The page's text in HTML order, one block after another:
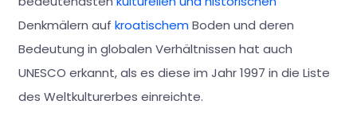
Denkmälern auf kroatischemBoden und deren
Bedeutung in globalen Verhältnissen hat auch
UNESCO erkannt, als es diese im Jahr 1997 in die Liste
des Weltkulturerbes einreichte.